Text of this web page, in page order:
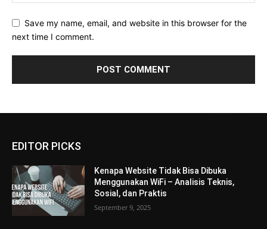
Save my name, email, and website in this browser for the
next time I comment.
EDITOR PICKS
Kenapa Website Tidak Bisa Dibuka
Menggunakan WiFi – Analisis Teknis,
Sosial, dan Praktis
September 9, 2025